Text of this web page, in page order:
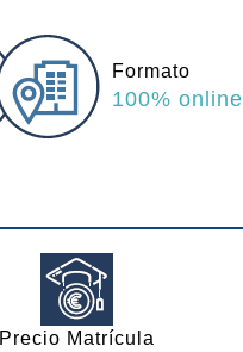
Formato
100% online
Precio Matrícula